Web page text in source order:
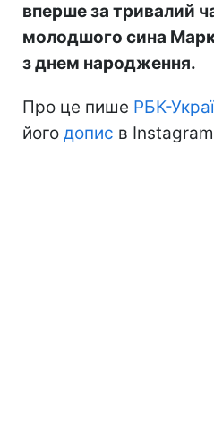
вперше за тривалий
молодшого сина
з днем народження.
Про це пише РБК-
його допис в